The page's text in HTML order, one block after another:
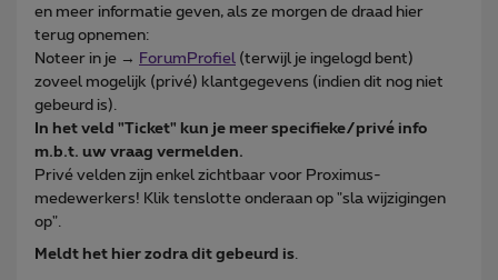
en meer informatie geven, als ze morgen de draad hier
terug opnemen:
Noteer in je → ForumProfiel (terwijl je ingelogd bent)
zoveel mogelijk (privé) klantgegevens (indien dit nog niet
gebeurd is).
In het veld "Ticket" kun je meer specifieke/privé info
m.b.t. uw vraag vermelden.
Privé velden zijn enkel zichtbaar voor Proximus-
medewerkers! Klik tenslotte onderaan op "sla wijzigingen
op".
Meldt het hier zodra dit gebeurd is